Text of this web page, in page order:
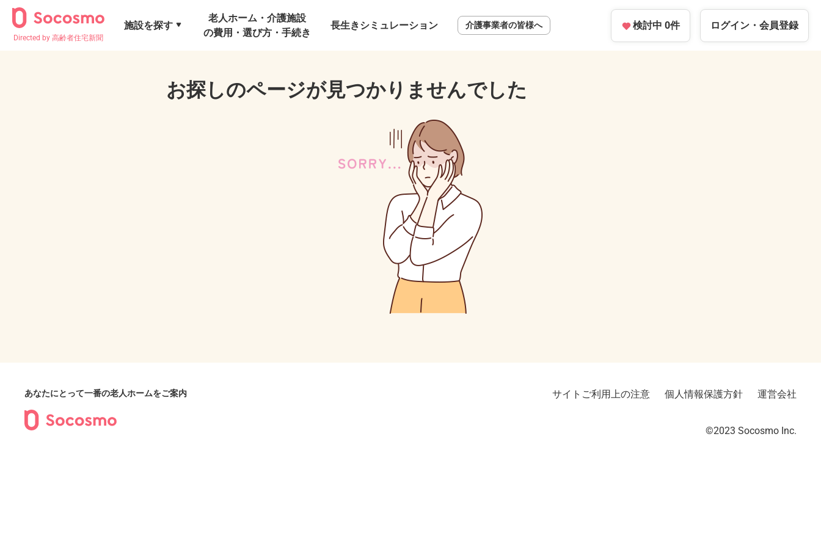
Directed by 高齢者住宅新聞
施設を探す
老人ホーム・介護施設
の費用・選び方・手続き
長生きシミュレーション 介護事業者の皆様へ 検討中 0件 ログイン・ 会員登録
お探しのページが見つかりませんでした
あなたにとって一番の老人ホームをご案内 サイトご利用上の注意 個人情報保護方針 運営会社
©2023︎ Socosmo Inc.